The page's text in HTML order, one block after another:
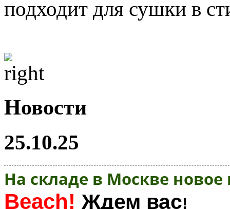
подходит для сушки в
Новости
25.10.25
На складе в Москве
Beach! Ждем вас!